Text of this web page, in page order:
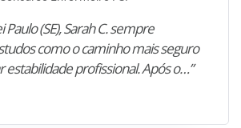
Paulo (SE), Sarah C. sempre
como o caminho mais seguro
estabilidade profissional. Após o…”